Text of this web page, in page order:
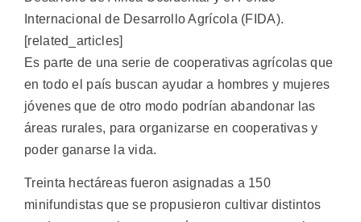
Internacional de Desarrollo Agrícola (FIDA).
[related_articles]
Es parte de una serie de cooperativas agrícolas que
en todo el país buscan ayudar a hombres y mujeres
jóvenes que de otro modo podrían abandonar las
áreas rurales, para organizarse en cooperativas y
poder ganarse la vida.
Treinta hectáreas fueron asignadas a 150
minifundistas que se propusieron cultivar distintos